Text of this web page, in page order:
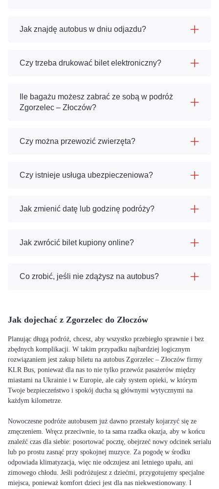
Jak znajdę autobus w dniu odjazdu?
Czy trzeba drukować bilet elektroniczny?
Ile bagażu możesz zabrać ze sobą w podróż
Zgorzelec – Złoczów?
Czy można przewozić zwierzęta?
Czy istnieje usługa ubezpieczeniowa?
Jak zmienić datę lub godzinę podróży?
Jak zwrócić bilet kupiony online?
Co zrobić, jeśli nie zdążysz na autobus?
Jak dojechać z Zgorzelec do Złoczów
Planując długą podróż, chcesz, aby wszystko przebiegło sprawnie i bez
zbędnych komplikacji. W takim przypadku najbardziej logicznym
rozwiązaniem jest zakup biletu na autobus Zgorzelec – Złoczów firmy
KLR Bus, ponieważ dla nas to nie tylko przewóz pasażerów między
miastami na Ukrainie i w Europie, ale cały system opieki, w którym
Twoje bezpieczeństwo i spokój ducha są głównymi wytycznymi na
każdym kilometrze.
Nowoczesne podróże autobusem już dawno przestały kojarzyć się ze
zmęczeniem. Wręcz przeciwnie, to ta sama rzadka okazja, aby w końcu
znaleźć czas dla siebie: posortować pocztę, obejrzeć nowy odcinek serialu
lub po prostu zasnąć przy spokojnej muzyce. Za pogodę w środku
odpowiada klimatyzacja, więc nie odczujesz ani letniego upału, ani
zimowego chłodu. Jeśli podróżujesz z dziećmi, przygotujemy specjalne
miejsca, ponieważ komfort dzieci jest dla nas niekwestionowany. I